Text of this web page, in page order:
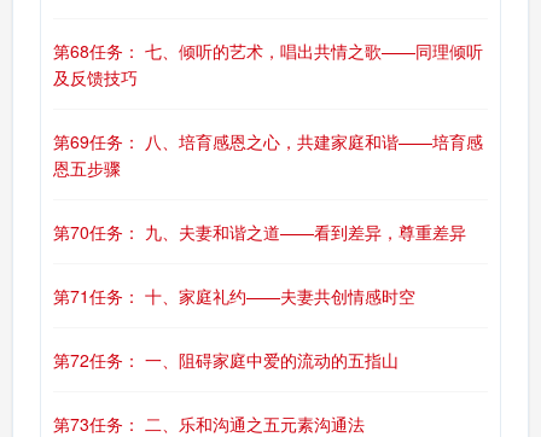
第68任务： 七、倾听的艺术，唱出共情之歌——同理倾听
及反馈技巧
第69任务： 八、培育感恩之心，共建家庭和谐——培育感
恩五步骤
第70任务： 九、夫妻和谐之道——看到差异，尊重差异
第71任务： 十、家庭礼约——夫妻共创情感时空
第72任务： 一、阻碍家庭中爱的流动的五指山
第73任务： 二、乐和沟通之五元素沟通法